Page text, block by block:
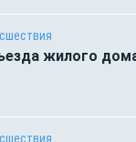
жилого